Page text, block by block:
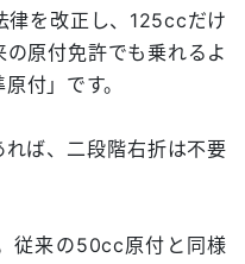
律を改正し、125ccだけ
原付免許でも乗れるよ
付」です。
ば、二段階右折は不要
来の50cc原付と同様